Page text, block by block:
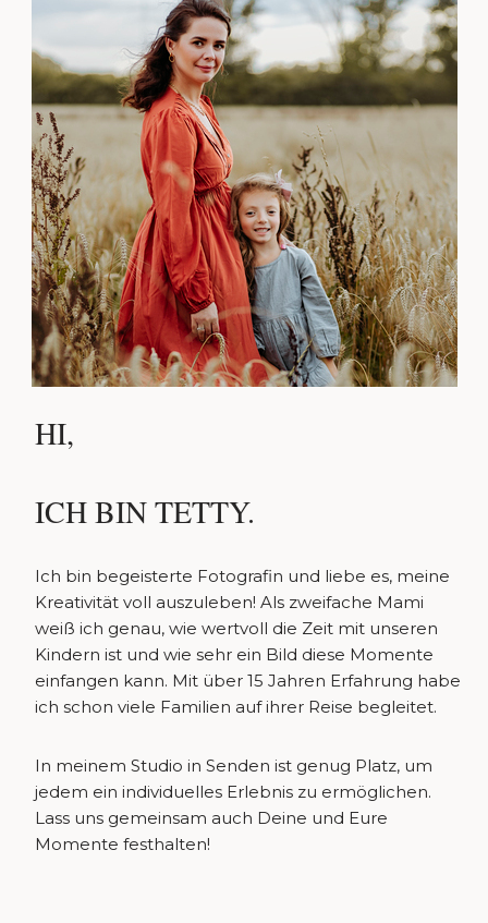
HI,
ICH BIN TETTY.
Ich bin begeisterte Fotografin und liebe es, meine
Kreativität voll auszuleben! Als zweifache Mami
weiß ich genau, wie wertvoll die Zeit mit unseren
Kindern ist und wie sehr ein Bild diese Momente
einfangen kann. Mit über 15 Jahren Erfahrung habe
ich schon viele Familien auf ihrer Reise begleitet.
In meinem Studio in Senden ist genug Platz, um
jedem ein individuelles Erlebnis zu ermöglichen.
Lass uns gemeinsam auch Deine und Eure
Momente festhalten!